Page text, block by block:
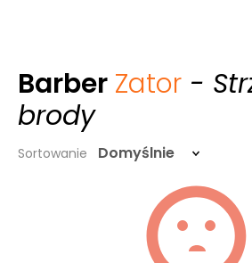
Barber Zator -
brody
Sortowanie Domyślnie